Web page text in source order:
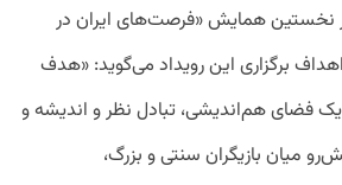
نخستین همایش «فرصت‌های ایران در
برگزاری این رویداد می‌گوید: «هدف
یک فضای هم‌اندیشی، تبادل نظر و اندیشه و
میان بازیگران سنتی و بزرگ،